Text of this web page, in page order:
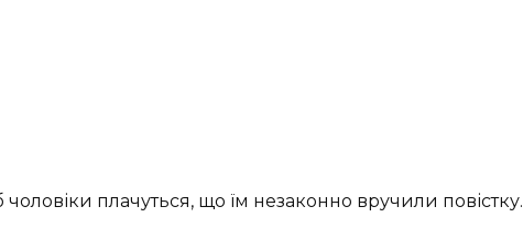
плачуться, що їм незаконно вручили повістку.